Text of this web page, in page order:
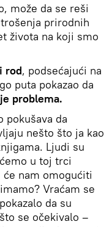
može da se reši
prirodnih
života na koji smo
rod, podsećajući na
puta pokazao da
problema.
pokušava da
nešto što ja kao
Ljudi su
u toj trci
će nam omogućiti
Vraćam se
da su
se očekivalo –